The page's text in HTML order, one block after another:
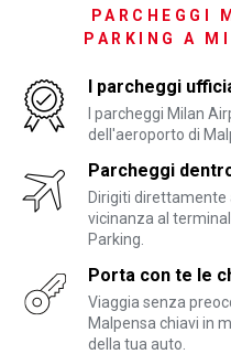
PARCHEGGI
PARKING A
I parcheggi
I parcheggi Milan
dell'aeroporto di
Parcheggi
Dirigiti direttamente
vicinanza al
Parking.
Porta con te le
Viaggia senza
Malpensa chiavi in
della tua auto.